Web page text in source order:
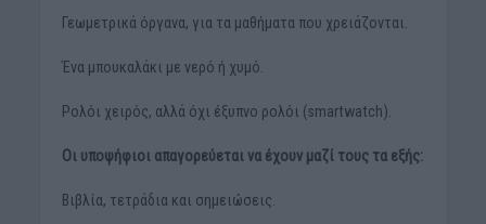
Γεωμετρικά όργανα, για τα μαθήματα που χρειάζονται.
Ένα μπουκαλάκι με νερό ή χυμό.
Ρολόι χειρός, αλλά όχι έξυπνο ρολόι (smartwatch).
Οι υποψήφιοι απαγορεύεται να έχουν μαζί τους τα εξής:
Βιβλία, τετράδια και σημειώσεις.